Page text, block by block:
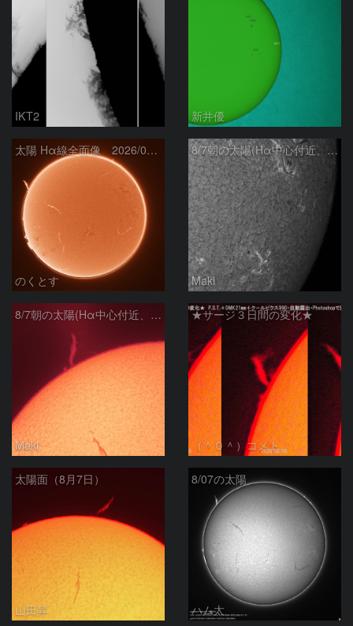
IKT2 新井優
太陽 Hα線全面像 2026/08/07
のくとす
8/7朝の太陽(Hα中心付近、4498、4502付近)
Maki
8/7朝の太陽(Hα中心付近、プロミネンス)
Maki
★サージ３日間の変化★
（＾０＾）コメト
太陽面（8月7日）
山田昇
8/07の太陽
ハム太